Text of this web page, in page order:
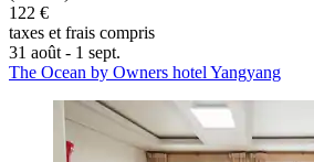
122 €
taxes et frais compris
31 août - 1 sept.
The Ocean by Owners hotel Yangyang